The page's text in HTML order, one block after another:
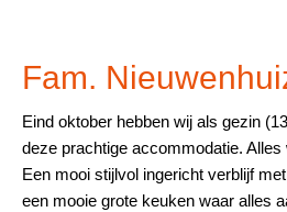
Fam.
Eind oktober hebben wij als gezin
deze prachtige accommodatie.
Een mooi stijlvol ingericht verblijf
een mooie grote keuken waar alles